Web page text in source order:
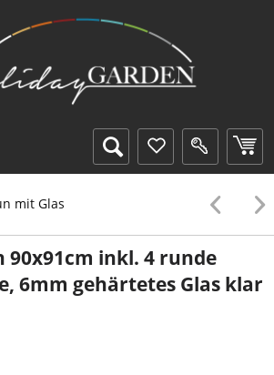
mit Glas
90x91cm inkl. 4 runde
6mm gehärtetes Glas klar